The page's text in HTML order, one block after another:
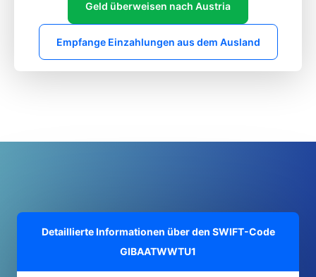
Geld überweisen nach Austria
Empfange Einzahlungen aus dem Ausland
Detaillierte Informationen über den SWIFT-Code
GIBAATWWTU1